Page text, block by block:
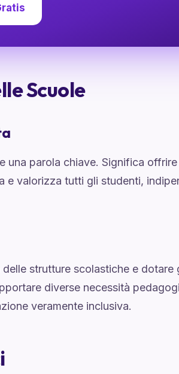
Scuole
una parola chiave. Significa
e valorizza tutti gli studenti,
delle strutture scolastiche e dotare
diverse necessità
veramente inclusiva.